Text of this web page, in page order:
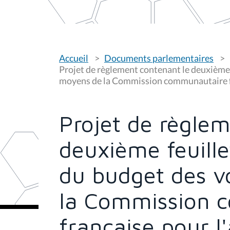
o
u
ê
:
Accueil
Documents parlementaires
Projet de règlement contenant le
moyens de la Commission
Projet de
deuxième
du budget des
la Commission